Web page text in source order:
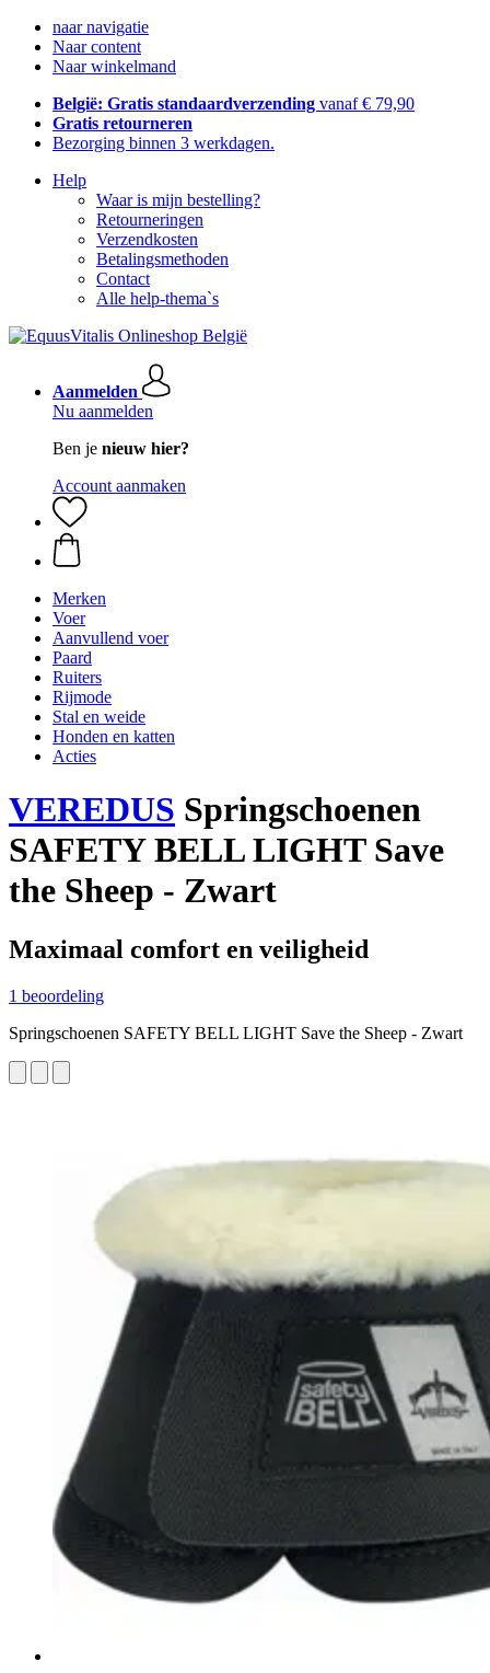
naar navigatie
Naar content
Naar winkelmand
België: Gratis standaardverzending vanaf € 79,90
Gratis retourneren
Bezorging binnen 3 werkdagen.
Help
Waar is mijn bestelling?
Retourneringen
Verzendkosten
Betalingsmethoden
Contact
Alle help-thema`s
Aanmelden
Nu aanmelden
Ben je nieuw hier?
Account aanmaken
Merken
Voer
Aanvullend voer
Paard
Ruiters
Rijmode
Stal en weide
Honden en katten
Acties
VEREDUS Springschoenen
SAFETY BELL LIGHT Save
the Sheep - Zwart
Maximaal comfort en veiligheid
1 beoordeling
Springschoenen SAFETY BELL LIGHT Save the Sheep - Zwart